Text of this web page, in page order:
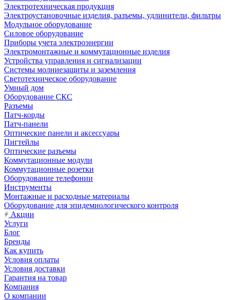
Электротехническая продукция
Электроустановочные изделия, разъемы, удлинители, фильтры
Модульное оборудование
Силовое оборудование
Приборы учета электроэнергии
Электромонтажные и коммутационные изделия
Устройства управления и сигнализации
Системы молниезащиты и заземления
Светотехническое оборудование
Умный дом
Оборудование СКС
Разъемы
Патч-корды
Патч-панели
Оптические панели и аксессуары
Пигтейлы
Оптические разъемы
Коммутационные модули
Коммутационные розетки
Оборудование телефонии
Инструменты
Монтажные и расходные материалы
Оборудование для эпидемиологического контроля
Акции
Услуги
Блог
Бренды
Как купить
Условия оплаты
Условия доставки
Гарантия на товар
Компания
О компании